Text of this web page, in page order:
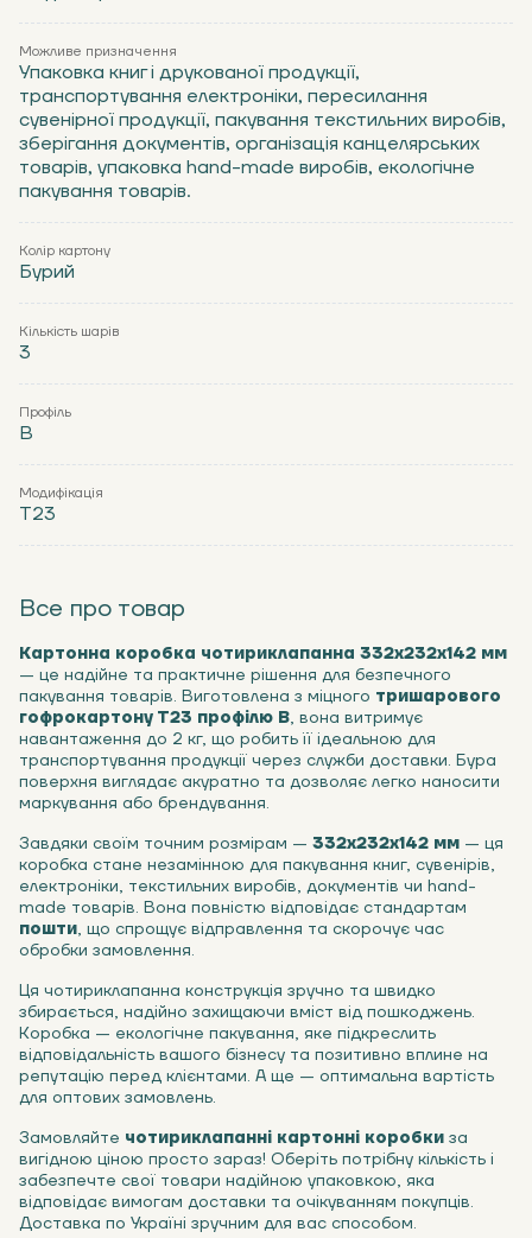
Можливе призначення
Упаковка книг і друкованої продукції,
транспортування електроніки, пересилання
сувенірної продукції, пакування текстильних виробів,
зберігання документів, організація канцелярських
товарів, упаковка hand-made виробів, екологічне
пакування товарів.
Колір картону
Бурий
Кількість шарів
3
Профіль
В
Модифікація
Т23
Все про товар
Картонна коробка чотириклапанна 332х232х142 мм
— це надійне та практичне рішення для безпечного
пакування товарів. Виготовлена з міцного тришарового
гофрокартону Т23 профілю В, вона витримує
навантаження до 2 кг, що робить її ідеальною для
транспортування продукції через служби доставки. Бура
поверхня виглядає акуратно та дозволяє легко наносити
маркування або брендування.
Завдяки своїм точним розмірам — 332х232х142 мм — ця
коробка стане незамінною для пакування книг, сувенірів,
електроніки, текстильних виробів, документів чи hand-
made товарів. Вона повністю відповідає стандартам
пошти, що спрощує відправлення та скорочує час
обробки замовлення.
Ця чотириклапанна конструкція зручно та швидко
збирається, надійно захищаючи вміст від пошкоджень.
Коробка — екологічне пакування, яке підкреслить
відповідальність вашого бізнесу та позитивно вплине на
репутацію перед клієнтами. А ще — оптимальна вартість
для оптових замовлень.
Замовляйте чотириклапанні картонні коробки за
вигідною ціною просто зараз! Оберіть потрібну кількість і
забезпечте свої товари надійною упаковкою, яка
відповідає вимогам доставки та очікуванням покупців.
Доставка по Україні зручним для вас способом.